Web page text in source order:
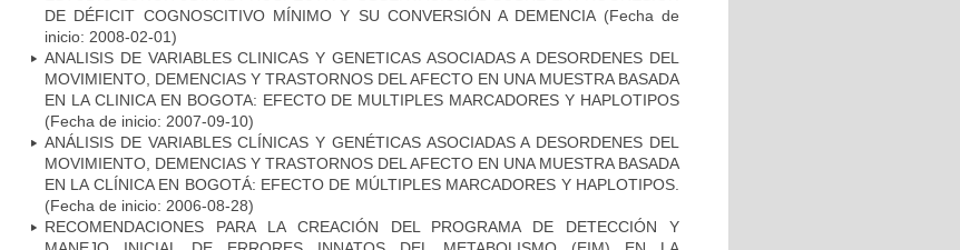
DE DÉFICIT COGNOSCITIVO MÍNIMO Y SU CONVERSIÓN A DEMENCIA(Fecha de
inicio: 2008-02-01)
ANALISIS DE VARIABLES CLINICAS Y GENETICAS ASOCIADAS A DESORDENES DEL
MOVIMIENTO, DEMENCIAS Y TRASTORNOS DEL AFECTO EN UNA MUESTRA BASADA
EN LA CLINICA EN BOGOTA: EFECTO DE MULTIPLES MARCADORES Y HAPLOTIPOS
(Fecha de inicio: 2007-09-10)
ANÁLISIS DE VARIABLES CLÍNICAS Y GENÉTICAS ASOCIADAS A DESORDENES DEL
MOVIMIENTO, DEMENCIAS Y TRASTORNOS DEL AFECTO EN UNA MUESTRA BASADA
EN LA CLÍNICA EN BOGOTÁ: EFECTO DE MÚLTIPLES MARCADORES Y HAPLOTIPOS.
(Fecha de inicio: 2006-08-28)
RECOMENDACIONES PARA LA CREACIÓN DEL PROGRAMA DE DETECCIÓN Y